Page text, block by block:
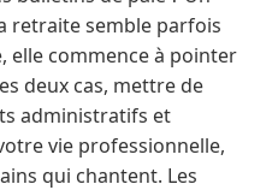
retraite semble parfois
elle commence à pointer
deux cas, mettre de
administratifs et
vie professionnelle,
qui chantent. Les